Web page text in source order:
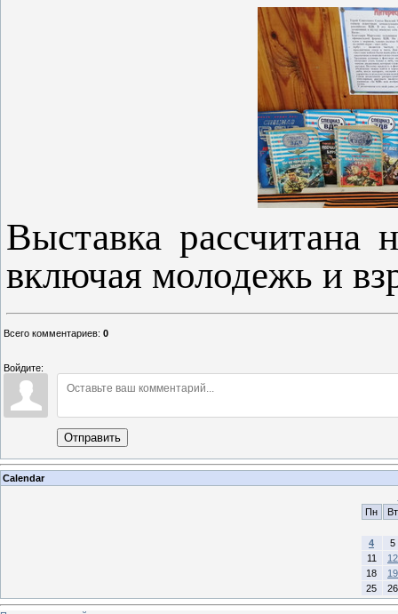
Выставка рассчитана
включая молодежь и
Всего комментариев: 0
Войдите:
Отправить
Calendar
Пн
Вт
4
5
11
12
18
19
25
26